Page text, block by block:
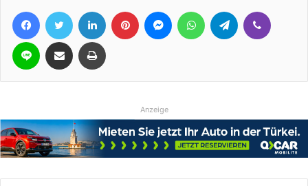
FacebookTwitter LinkedIn Pinterest MessengerWhatsAppTelegram
Line Teile per E-Mail Drucken
Anzeige